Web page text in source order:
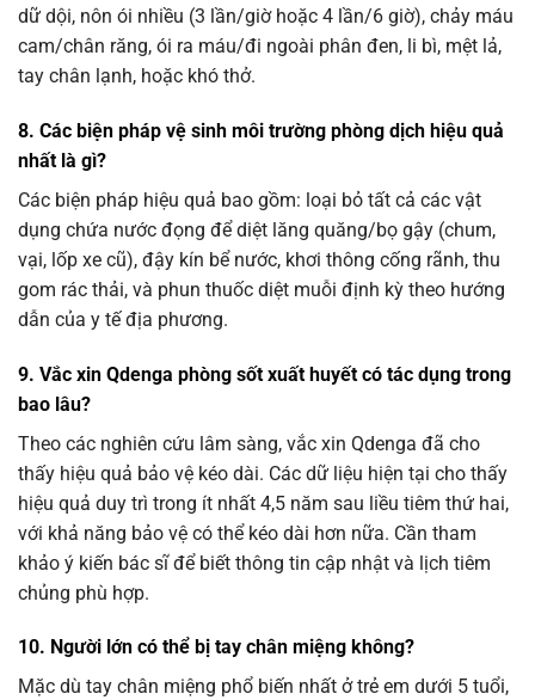
dữ dội, nôn ói nhiều (3 lần/giờ hoặc 4 lần/6 giờ), chảy máu
cam/chân răng, ói ra máu/đi ngoài phân đen, li bì, mệt lả,
tay chân lạnh, hoặc khó thở.
8. Các biện pháp vệ sinh môi trường phòng dịch hiệu quả
nhất là gì?
Các biện pháp hiệu quả bao gồm: loại bỏ tất cả các vật
dụng chứa nước đọng để diệt lăng quăng/bọ gậy (chum,
vại, lốp xe cũ), đậy kín bể nước, khơi thông cống rãnh, thu
gom rác thải, và phun thuốc diệt muỗi định kỳ theo hướng
dẫn của y tế địa phương.
9. Vắc xin Qdenga phòng sốt xuất huyết có tác dụng trong
bao lâu?
Theo các nghiên cứu lâm sàng, vắc xin Qdenga đã cho
thấy hiệu quả bảo vệ kéo dài. Các dữ liệu hiện tại cho thấy
hiệu quả duy trì trong ít nhất 4,5 năm sau liều tiêm thứ hai,
với khả năng bảo vệ có thể kéo dài hơn nữa. Cần tham
khảo ý kiến bác sĩ để biết thông tin cập nhật và lịch tiêm
chủng phù hợp.
10. Người lớn có thể bị tay chân miệng không?
Mặc dù tay chân miệng phổ biến nhất ở trẻ em dưới 5 tuổi,